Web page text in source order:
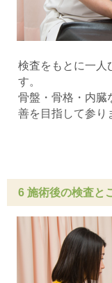
検査をもとに一人
す。
骨盤・骨格・内臓
善を目指して参り
6 施術後の検査と